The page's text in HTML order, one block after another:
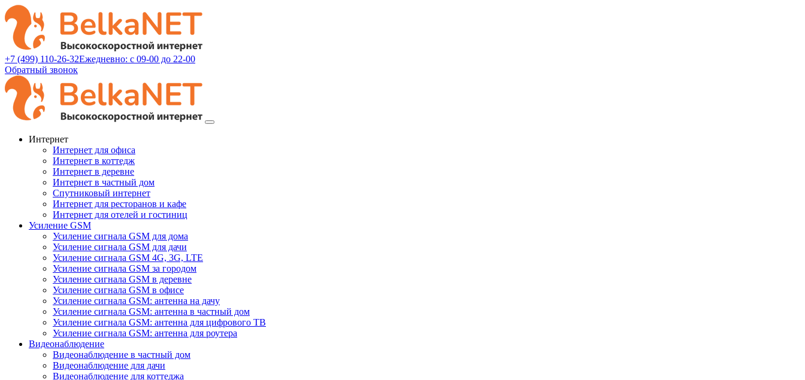
+7 (499) 110-26-32Ежедневно: с 09-00 до 22-00
Обратный звонок
Интернет
Интернет для офиса
Интернет в коттедж
Интернет в деревне
Интернет в частный дом
Спутниковый интернет
Интернет для ресторанов и кафе
Интернет для отелей и гостиниц
Усиление GSM
Усиление сигнала GSM для дома
Усиление сигнала GSM для дачи
Усиление сигнала GSM 4G, 3G, LTE
Усиление сигнала GSM за городом
Усиление сигнала GSM в деревне
Усиление сигнала GSM в офисе
Усиление сигнала GSM: антенна на дачу
Усиление сигнала GSM: антенна в частный дом
Усиление сигнала GSM: антенна для цифрового ТВ
Усиление сигнала GSM: антенна для роутера
Видеонаблюдение
Видеонаблюдение в частный дом
Видеонаблюдение для дачи
Видеонаблюдение для коттеджа